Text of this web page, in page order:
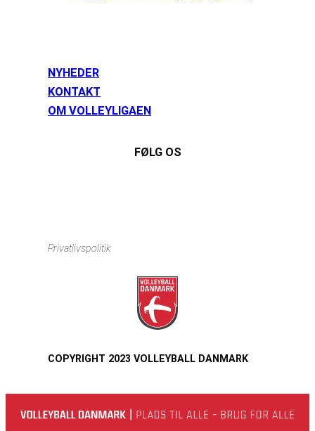
NYHEDER
KONTAKT
OM VOLLEYLIGAEN
FØLG OS
Privatlivspolitik
COPYRIGHT 2023 VOLLEYBALL DANMARK